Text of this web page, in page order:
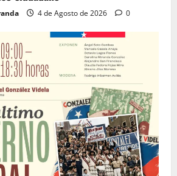
4 de Agosto de 2026 0